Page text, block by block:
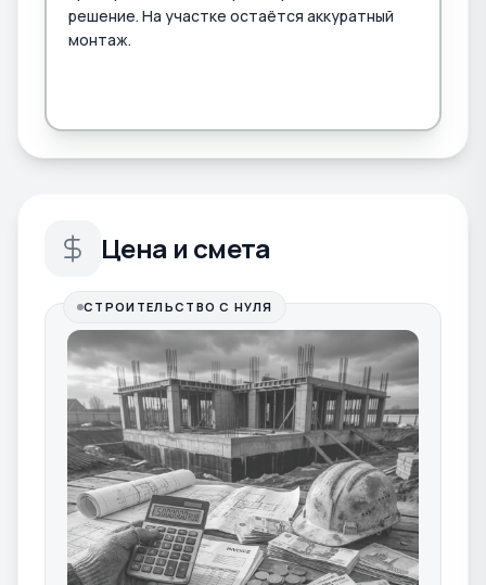
решение. На участке остаётся аккуратный
монтаж.
Цена и смета
СТРОИТЕЛЬСТВО С НУЛЯ